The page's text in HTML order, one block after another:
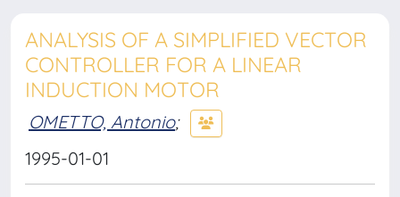
ANALYSIS OF A SIMPLIFIED VECTOR
CONTROLLER FOR A LINEAR
INDUCTION MOTOR
OMETTO, Antonio;
1995-01-01